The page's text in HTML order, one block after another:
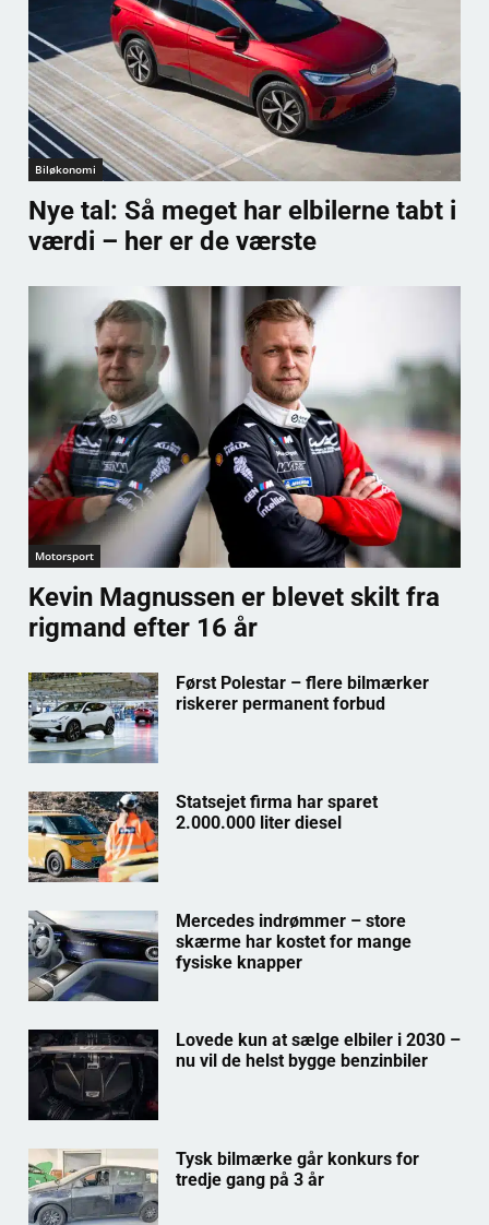
Biløkonomi
Nye tal: Så meget har elbilerne tabt i
værdi – her er de værste
Motorsport
Kevin Magnussen er blevet skilt fra
rigmand efter 16 år
Først Polestar – flere bilmærker
riskerer permanent forbud
Statsejet firma har sparet
2.000.000 liter diesel
Mercedes indrømmer – store
skærme har kostet for mange
fysiske knapper
Lovede kun at sælge elbiler i 2030 –
nu vil de helst bygge benzinbiler
Tysk bilmærke går konkurs for
tredje gang på 3 år